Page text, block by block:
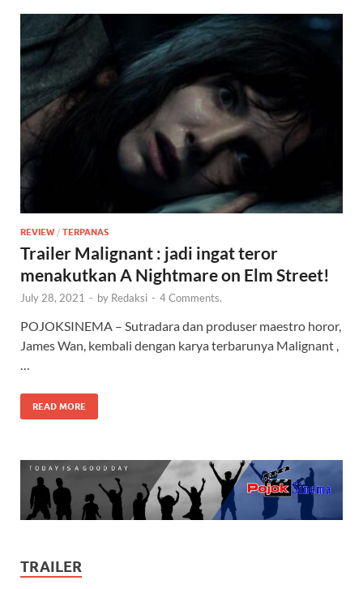
REVIEW / TERPANAS
Trailer Malignant : jadi ingat teror
menakutkan A Nightmare on Elm Street!
July 28, 2021 - by Redaksi - 4 Comments.
POJOKSINEMA – Sutradara dan produser maestro horor,
James Wan, kembali dengan karya terbarunya Malignant ,
…
READ MORE
TRAILER